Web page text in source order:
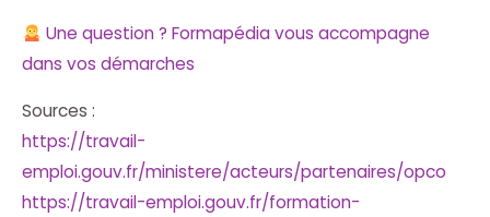
Une question ? Formapédia vous accompagne
dans vos démarches
Sources :
https://travail-
emploi.gouv.fr/ministere/acteurs/partenaires/opco
https://travail-emploi.gouv.fr/formation-